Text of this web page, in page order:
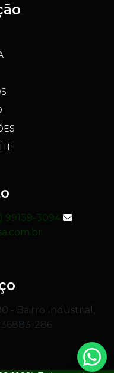
99139-3094
- Bairro Industrial,
36883-286